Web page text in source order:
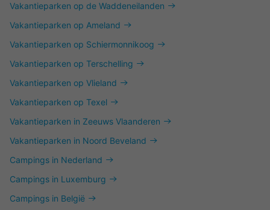
Vakantieparken op de Waddeneilanden
Vakantieparken op Ameland
Vakantieparken op Schiermonnikoog
Vakantieparken op Terschelling
Vakantieparken op Vlieland
Vakantieparken op Texel
Vakantieparken in Zeeuws Vlaanderen
Vakantieparken in Noord Beveland
Campings in Nederland
Campings in Luxemburg
Campings in België